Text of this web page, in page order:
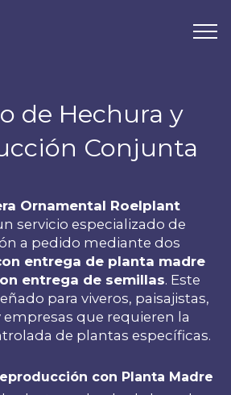
de Hechura y
Conjunta
Ornamental Roelplant
servicio especializado de
a pedido mediante dos
entrega de planta madre
entrega de semillas. Este
para viveros, paisajistas,
que requieren la
de plantas específicas.
con Planta Madre